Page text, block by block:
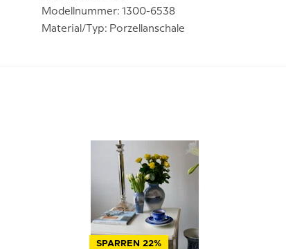
Modellnummer: 1300-6538
Material/Typ: Porzellanschale
SPARREN 22%